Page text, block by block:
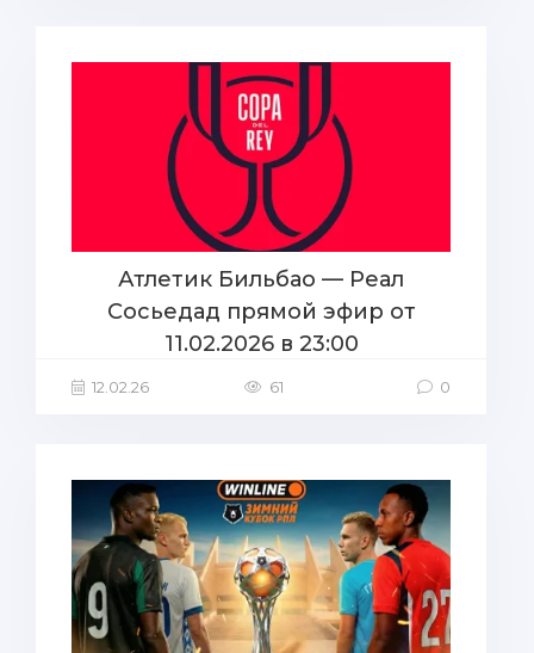
Атлетик Бильбао — Реал
Сосьедад прямой эфир от
11.02.2026 в 23:00
12.02.26 61 0